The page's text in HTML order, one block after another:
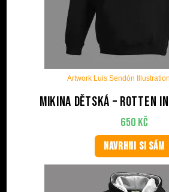
Artwork Luis Sendón
Mikina dětská – Rotten
650 Kč
NAVRHNI SI SÁM